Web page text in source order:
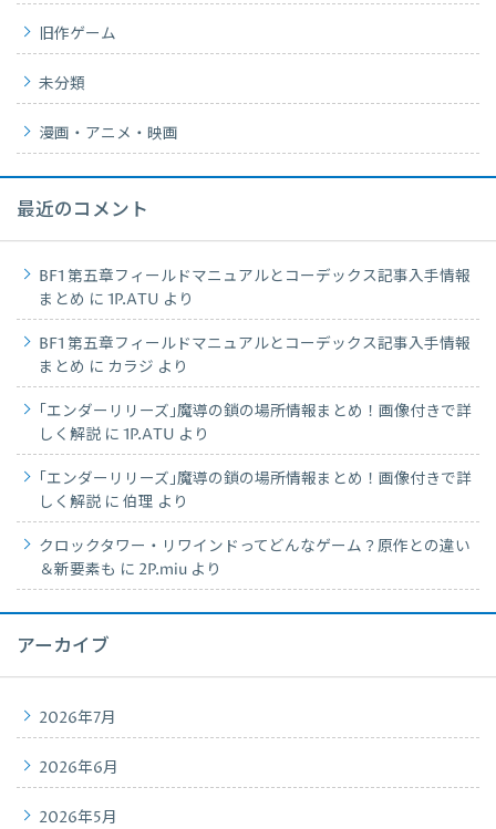
旧作ゲーム
未分類
漫画・アニメ・映画
最近のコメント
BF1 第五章フィールドマニュアルとコーデックス記事入手情報
まとめ に 1P.ATU より
BF1 第五章フィールドマニュアルとコーデックス記事入手情報
まとめ に カラジ より
｢エンダーリリーズ｣魔導の鎖の場所情報まとめ！画像付きで詳
しく解説 に 1P.ATU より
｢エンダーリリーズ｣魔導の鎖の場所情報まとめ！画像付きで詳
しく解説 に 伯理 より
クロックタワー・リワインドってどんなゲーム？原作との違い
＆新要素も に 2P.miu より
アーカイブ
2026年7月
2026年6月
2026年5月